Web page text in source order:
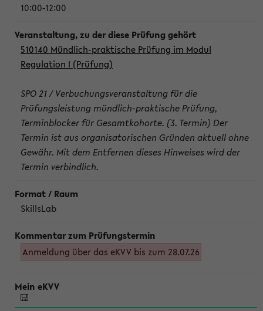
10:00-12:00
510140 Mündlich-praktische Prüfung im Modul
Regulation I (Prüfung)
SPO 21 / Verbuchungsveranstaltung für die
Prüfungsleistung mündlich-praktische Prüfung,
Terminblocker für Gesamtkohorte. (3. Termin) Der
Termin ist aus organisatorischen Gründen aktuell ohne
Gewähr. Mit dem Entfernen dieses Hinweises wird der
Termin verbindlich.
SkillsLab
Anmeldung über das eKVV bis zum 28.07.26